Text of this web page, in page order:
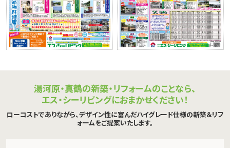
湯河原・真鶴の新築・リフォームのことなら、
エス・シーリビングにおまかせください！
ローコストでありながら、デザイン性に富んだハイグレード仕様の新築＆リフ
ォームをご提案いたします。